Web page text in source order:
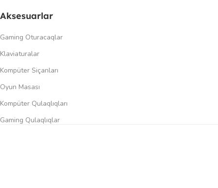
Aksesuarlar
Gaming Oturacaqlar
Klaviaturalar
Kompüter Siçanları
Oyun Masası
Kompüter Qulaqlıqları
Gaming Qulaqlıqlar